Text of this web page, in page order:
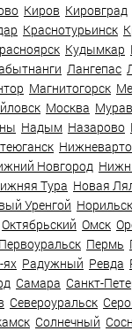
Киров Кировград
Краснотурьинск
Кудымкар
Лангепас
Магнитогорск
Москва
Надым Назарово
Новгород
Тура Новая
Уренгой Норильск
Октябрьский Омск
Первоуральск Пермь
Радужный Ревда
Самара Санкт-
Североуральск
Солнечный